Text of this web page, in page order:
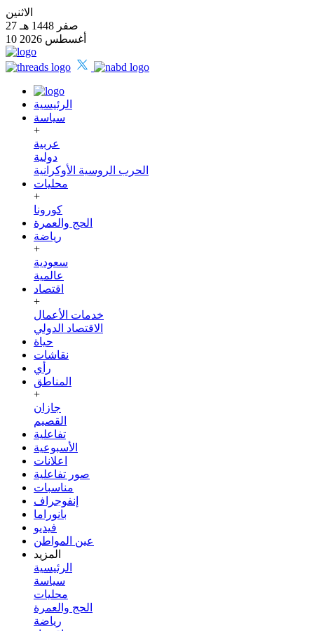
الاثنين
27 صفر 1448 هـ
10 أغسطس 2026
الرئيسية
سياسة
+
عربية
دولية
الحرب الروسية الأوكرانية
محليات
+
كورونا
الحج والعمرة
رياضة
+
سعودية
عالمية
اقتصاد
+
خدمات الأعمال
الاقتصاد الدولي
حياة
نقاشات
رأي
المناطق
+
جازان
القصيم
تفاعلية
الأسبوعية
اعلانات
صور تفاعلية
مناسبات
إنفوجراف
بانوراما
فيديو
عين المواطن
المزيد
الرئيسية
سياسة
محليات
الحج والعمرة
رياضة